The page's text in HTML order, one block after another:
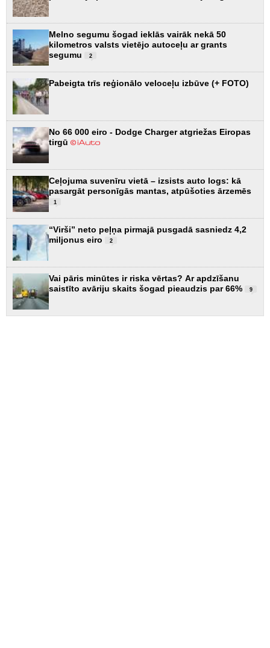
Melno segumu šogad ieklās vairāk nekā 50
kilometros valsts vietējo autoceļu ar grants
segumu
2
Pabeigta trīs reģionālo veloceļu izbūve (+ FOTO)
No 66 000 eiro - Dodge Charger atgriežas Eiropas
tirgū
Ceļojuma suvenīru vietā – izsists auto logs: kā
pasargāt personīgās mantas, atpūšoties ārzemēs
1
“Virši” neto peļņa pirmajā pusgadā sasniedz 4,2
miljonus eiro
2
Vai pāris minūtes ir riska vērtas? Ar apdzīšanu
saistīto avāriju skaits šogad pieaudzis par 66%
9